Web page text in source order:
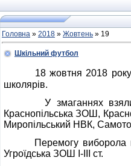
Головна » 2018 » Жовтень » 19
Шкільний футбол
18 жовтня 2018
школярів.
У змаганнях взяли
Краснопільська ЗОШ,
Миропільський НВК,
Перемогу виборола
Угроїдська ЗОШ І-ІІІ ст.